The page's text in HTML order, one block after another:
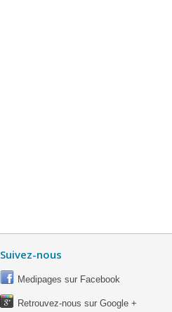
Suivez-nous
Medipages sur Facebook
Retrouvez-nous sur Google +